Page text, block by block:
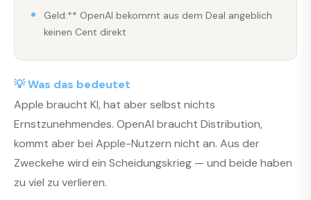
Geld:** OpenAI bekommt aus dem Deal angeblich
keinen Cent direkt
💡 Was das bedeutet
Apple braucht KI, hat aber selbst nichts
Ernstzunehmendes. OpenAI braucht Distribution,
kommt aber bei Apple-Nutzern nicht an. Aus der
Zweckehe wird ein Scheidungskrieg — und beide haben
zu viel zu verlieren.